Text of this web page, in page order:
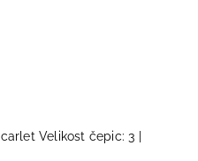
Velikost čepic: 3 |